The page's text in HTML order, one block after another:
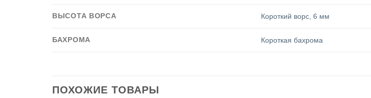
ВЫСОТА ВОРСА Короткий ворс ,6 мм
БАХРОМА Короткая бахрома
ПОХОЖИЕ ТОВАРЫ